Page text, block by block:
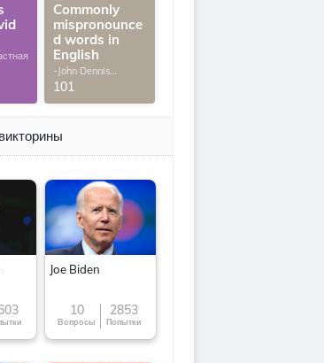
Commonly
mispronounce
d words in
English
-John Dennis
G.Thomas
101
Joe Biden
10
Вопросы
2853
Попытки